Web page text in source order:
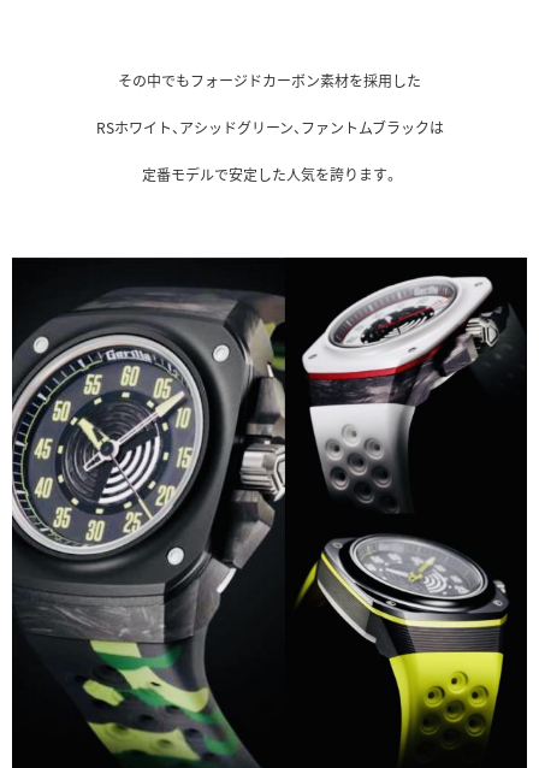
その中でもフォージドカーボン素材を採用した
RSホワイト、アシッドグリーン、ファントムブラックは
定番モデルで安定した人気を誇ります。